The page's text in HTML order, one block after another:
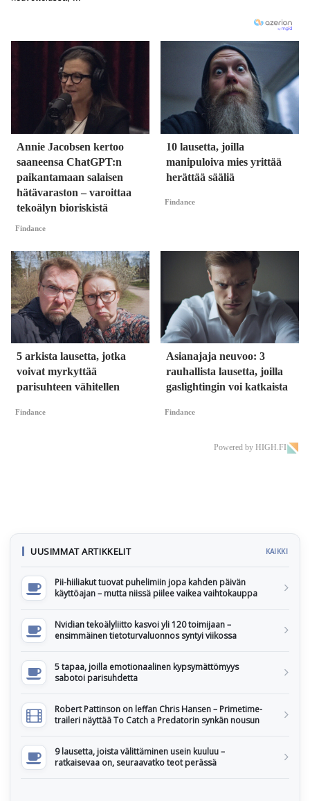
Annie Jacobsen kertoo
saaneensa ChatGPT:n
paikantamaan salaisen
hätävaraston – varoittaa
tekoälyn bioriskistä
Findance
10 lausetta, joilla
manipuloiva mies yrittää
herättää sääliä
Findance
5 arkista lausetta, jotka
voivat myrkyttää
parisuhteen vähitellen
Findance
Asianajaja neuvoo: 3
rauhallista lausetta, joilla
gaslightingin voi katkaista
Findance
Powered by HIGH.FI
UUSIMMAT ARTIKKELIT KAIKKI
Pii-hiiliakut tuovat puhelimiin jopa kahden päivän
käyttöajan – mutta niissä piilee vaikea vaihtokauppa
Nvidian tekoälyliitto kasvoi yli 120 toimijaan –
ensimmäinen tietoturvaluonnos syntyi viikossa
5 tapaa, joilla emotionaalinen kypsymättömyys
sabotoi parisuhdetta
Robert Pattinson on leffan Chris Hansen – Primetime-
traileri näyttää To Catch a Predatorin synkän nousun
9 lausetta, joista välittäminen usein kuuluu –
ratkaisevaa on, seuraavatko teot perässä